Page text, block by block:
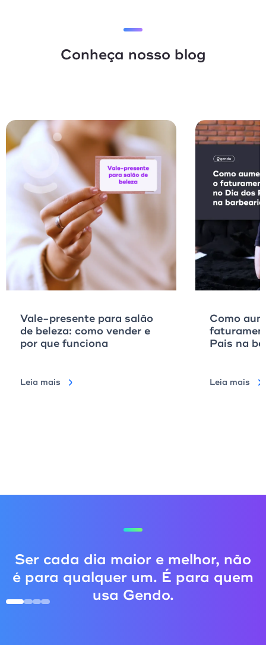
Conheça nosso blog
Vendas
Vale-presente para salão
de beleza: como vender e
por que funciona
Leia mais
Como
Pais na
Leia mais
Ser cada dia maior e melhor, não
é para qualquer um. É para quem
usa Gendo.